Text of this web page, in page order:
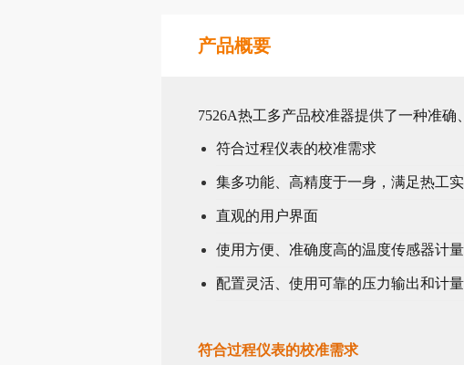
产品概要
7526A热工多产品校准器提供了一种准确
符合过程仪表的校准需求
集多功能、高精度于一身，满足热工
直观的用户界面
使用方便、准确度高的温度传感器计
配置灵活、使用可靠的压力输出和计
符合过程仪表的校准需求